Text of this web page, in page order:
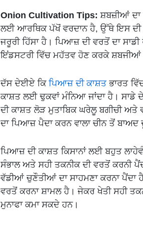
Onion Cultivation Tips: ਸ਼ਬਜ਼ੀਆਂ ਦਾ
ਲਈ ਆਰਥਿਕ ਪੱਖੋਂ ਵਰਦਾਨ ਹੈ, ਉੱਥੇ ਇਸ ਦੀ
ਜਰੂਰੀ ਹਿੱਸਾ ਹੈ। ਪਿਆਜ਼ ਦੀ ਵਰਤੋਂ ਦਾ
ਇਂਡਸਟਰੀ ਵਿੱਚ ਮਹੱਤਵ ਹੋਣ ਕਰਕੇ ਸ਼ਬਜੀਆਂ
ਦੱਸ ਦੇਈਏ ਕਿਪਿਆਜ਼ ਦੀ ਕਾਸ਼ਤ ਭਾਰਤ
ਕਾਸ਼ਤ ਲਈ ਢੁਕਵਾਂ ਮੰਨਿਆ ਜਾਂਦਾ ਹੈ। ਸਾਡੇ
ਦੀ ਕਾਸ਼ਤ ਲੋੜ ਮੁਤਾਬਿਕ ਘਰੇਲੂ ਬਗੀਚੀ ਅਤੇ
ਦਾ ਪਿਆਜ਼ ਪੈਦਾ ਕਰਨ ਵਾਲਾ ਚੀਨ ਤੋਂ ਬਾਅਦ
ਪਿਆਜ਼ ਦੀ ਕਾਸ਼ਤ ਕਿਸਾਨਾਂ ਲਈ ਬਹੁਤ
ਸੰਭਾਲ ਅਤੇ ਸਹੀ ਤਕਨੀਕ ਦੀ ਵਰਤੋਂ ਕਰਨੀ
ਵੱਡੀਆਂ ਚੁਣੌਤੀਆਂ ਦਾ ਸਾਹਮਣਾ ਕਰਨਾ ਪੈਂਦਾ
ਵਰਤੋਂ ਕਰਨਾ ਸ਼ਾਮਲ ਹੈ। ਜੇਕਰ ਖੇਤੀ ਸਹੀ
ਮੁਨਾਫਾ ਕਮਾ ਸਕਦੇ ਹਨ।